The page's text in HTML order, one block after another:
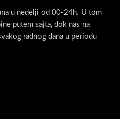
u nedelji od 00-24h. U tom
putem sajta, dok nas na
radnog dana u periodu